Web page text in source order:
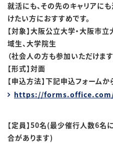
就活にも、その先のキャリアに
けたい方におすすめです。
【対象】大阪公立大学・大阪市
域生、大学院生
（社会人の方も参加いただけます
【形式】対面
【申込方法】下記申込フォーム
https://forms.office.com/
【定員】50名(最少催行人数6名
合があります)